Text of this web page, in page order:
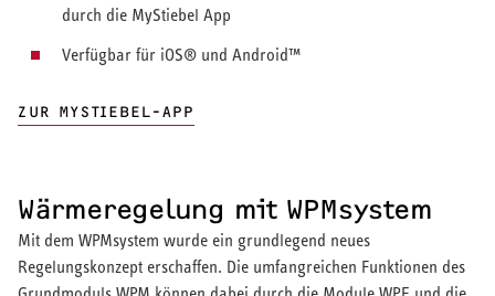
durch die MyStiebel App
Verfügbar für iOS® und Android™
ZUR MYSTIEBEL-APP
Wärmeregelung mit WPMsystem
Mit dem WPMsystem wurde ein grundlegend neues
Regelungskonzept erschaffen. Die umfangreichen Funktionen des